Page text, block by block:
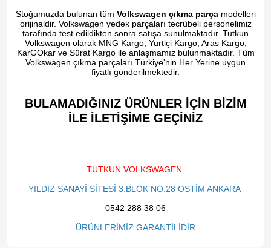
Stoğumuzda bulunan tüm Volkswagen çıkma parçamodelleri
orijinaldir. Volkswagen yedek parçaları tecrübeli personelimiz
tarafında test edildikten sonra satışa sunulmaktadır. Tutkun
Volkswagen olarak MNG Kargo, Yurtiçi Kargo, Aras Kargo,
KarGOkar ve Sürat Kargo ile anlaşmamız bulunmaktadır. Tüm
Volkswagen çıkma parçaları Türkiye'nin Her Yerine uygun
fiyatlı gönderilmektedir.
BULAMADIĞINIZ ÜRÜNLER İÇİN BİZİM
İLE İLETİŞİME GEÇİNİZ​
TUTKUN VOLKSWAGEN
YILDIZ SANAYİ SİTESİ 3.BLOK NO.28 OSTİM ANKARA
0542 288 38 06
ÜRÜNLERİMİZ GARANTİLİDİR